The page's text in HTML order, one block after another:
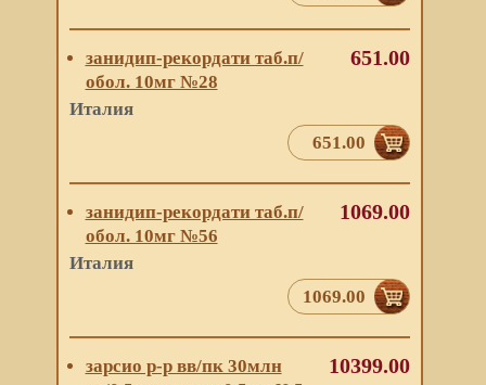
занидип-рекордати таб.п/
обол. 10мг №28
Италия
651.00
651.00
занидип-рекордати таб.п/
обол. 10мг №56
Италия
1069.00
1069.00
зарсио р-р вв/пк 30млн
10399.00